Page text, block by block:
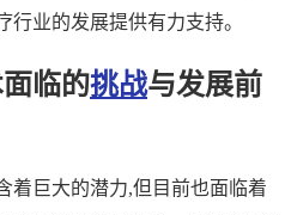
业的发展提供有力支持。
临的挑战与发展前
着巨大的潜力,但目前也面临着